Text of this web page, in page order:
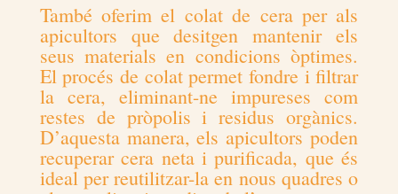
També oferim el colat de cera per als
apicultors que desitgen mantenir els
seus materials en condicions òptimes.
El procés de colat permet fondre i filtrar
la cera, eliminant-ne impureses com
restes de pròpolis i residus orgànics.
D’aquesta manera, els apicultors poden
recuperar cera neta i purificada, que és
ideal per reutilitzar-la en nous quadres o